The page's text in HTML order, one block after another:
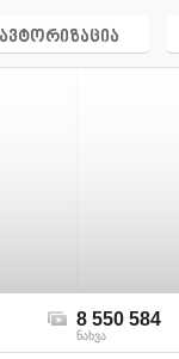
ავტორიზაცია
8 550 584
ნახვა